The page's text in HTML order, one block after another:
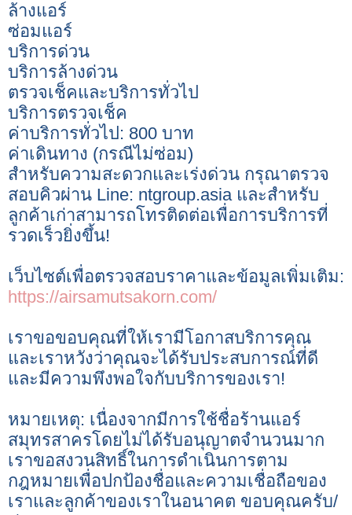
ล้างแอร์
ซ่อมแอร์
บริการด่วน
บริการล้างด่วน
ตรวจเช็คและบริการทั่วไป
บริการตรวจเช็ค
ค่าบริการทั่วไป: 800 บาท
ค่าเดินทาง (กรณีไม่ซ่อม)
สำหรับความสะดวกและเร่งด่วน กรุณาตรวจ
สอบคิวผ่าน Line: ntgroup.asia และสำหรับ
ลูกค้าเก่าสามารถโทรติดต่อเพื่อการบริการที่
รวดเร็วยิ่งขึ้น!
เว็บไซต์เพื่อตรวจสอบราคาและข้อมูลเพิ่มเติม:
https://airsamutsakorn.com/
เราขอขอบคุณที่ให้เรามีโอกาสบริการคุณ
และเราหวังว่าคุณจะได้รับประสบการณ์ที่ดี
และมีความพึงพอใจกับบริการของเรา!
หมายเหตุ: เนื่องจากมีการใช้ชื่อร้านแอร์
สมุทรสาครโดยไม่ได้รับอนุญาตจำนวนมาก
เราขอสงวนสิทธิ์ในการดำเนินการตาม
กฎหมายเพื่อปกป้องชื่อและความเชื่อถือของ
เราและลูกค้าของเราในอนาคต ขอบคุณครับ/